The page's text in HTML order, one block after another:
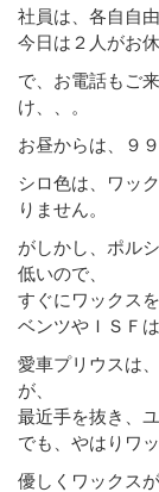
社員は、各自自
今日は２人がお休
で、お電話もご
け、、。
お昼からは、９
シロ色は、ワッ
りません。
がしかし、ポル
低いので、
すぐにワックス
ベンツやＩＳＦ
愛車プリウスは
が、
最近手を抜き、
でも、やはりワ
優しくワックス